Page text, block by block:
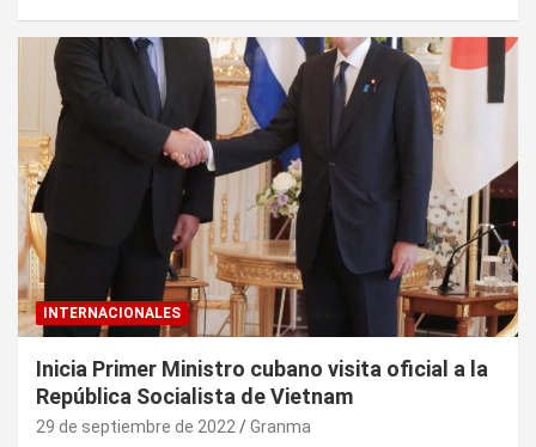
INTERNACIONALES
Inicia Primer Ministro cubano visita oficial a la
República Socialista de Vietnam
29 de septiembre de 2022 Granma